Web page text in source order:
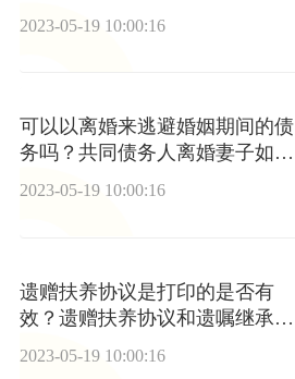
2023-05-19 10:00:16
可以以离婚来逃避婚姻期间的债
务吗？共同债务人离婚妻子如何
承担？
2023-05-19 10:00:16
遗赠扶养协议是打印的是否有
效？遗赠扶养协议和遗嘱继承哪
2023-05-19 10:00:16